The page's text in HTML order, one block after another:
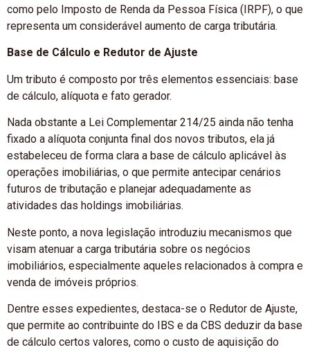
como pelo Imposto de Renda da Pessoa Física (IRPF), o que
representa um considerável aumento de carga tributária.
Base de Cálculo e Redutor de Ajuste
Um tributo é composto por três elementos essenciais: base
de cálculo, alíquota e fato gerador.
Nada obstante a Lei Complementar 214/25 ainda não tenha
fixado a alíquota conjunta final dos novos tributos, ela já
estabeleceu de forma clara a base de cálculo aplicável às
operações imobiliárias, o que permite antecipar cenários
futuros de tributação e planejar adequadamente as
atividades das holdings imobiliárias.
Neste ponto, a nova legislação introduziu mecanismos que
visam atenuar a carga tributária sobre os negócios
imobiliários, especialmente aqueles relacionados à compra e
venda de imóveis próprios.
Dentre esses expedientes, destaca-se o Redutor de Ajuste,
que permite ao contribuinte do IBS e da CBS deduzir da base
de cálculo certos valores, como o custo de aquisição do